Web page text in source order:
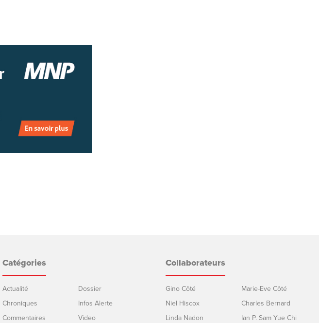
Catégories
Actualité
Chroniques
Commentaires
Dossier
Infos Alerte
Video
Collaborateurs
Gino Côté
Niel Hiscox
Linda Nadon
Marie-Eve Côté
Charles Bernard
Ian P. Sam Yue Chi